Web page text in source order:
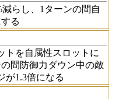
減らし、1ターンの間自
る
トを自属性スロットに
間防御力ダウン中の敵
が1.3倍になる